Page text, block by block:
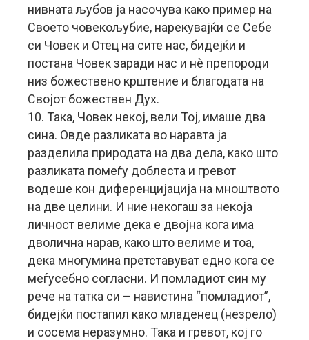
нивната љубов ја насочува како пример на
Своето човекољубие, нарекувајќи се Себе
си Човек и Отец на сите нас, бидејќи и
постана Човек заради нас и нè препороди
низ божествено крштение и благодата на
Својот божествен Дух.
10. Така, Човек некој, вели Тој, имаше два
сина. Овде разликата во наравта ја
разделила природата на два дела, како што
разликата помеѓу доблеста и гревот
водеше кон диференцијација на мноштвото
на две целини. И ние некогаш за некоја
личност велиме дека е двојна кога има
дволична нарав, како што велиме и тоа,
дека многумина претставуват едно кога се
меѓусебно согласни. И помладиот син му
рече на татка си – навистина “помладиот”,
бидејќи постапил како младенец (незрело)
и сосема неразумно. Така и гревот, кој го